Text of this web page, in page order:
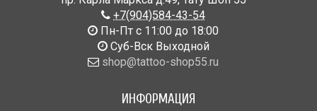
+7(904)584-43-54
Пн-Пт с 11:00 до 18:00
Cуб-Вск Выходной
shop@tattoo-shop55.ru
ИНФОРМАЦИЯ